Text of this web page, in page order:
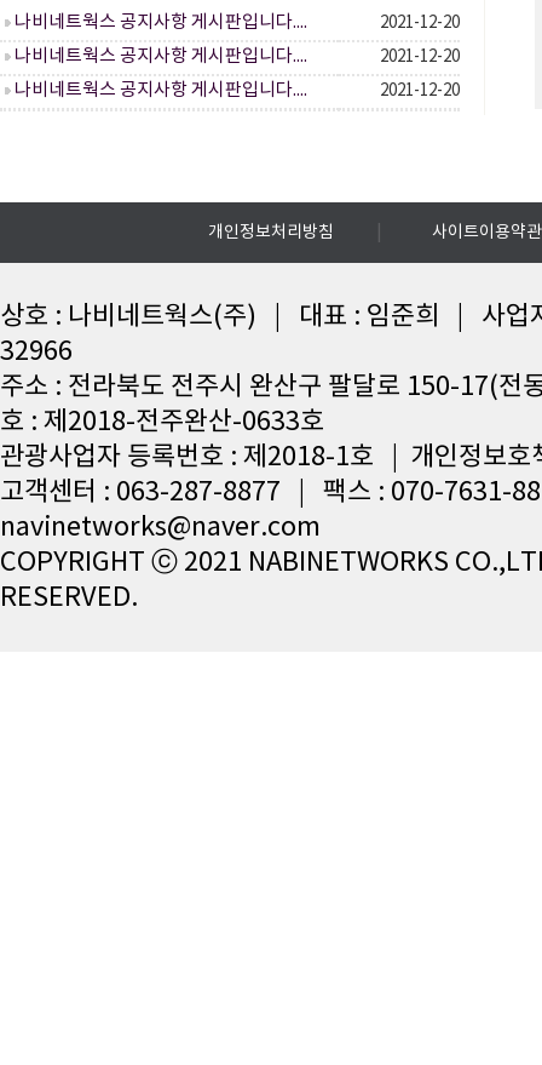
나비네트웍스 공지사항 게시판입니다.... 2021-12-20
나비네트웍스 공지사항 게시판입니다.... 2021-12-20
나비네트웍스 공지사항 게시판입니다.... 2021-12-20
개인정보처리방침 사이트이용약관
상호 : 나비네트웍스(주) | 대표 : 임준희 | 사업
32966
주소 : 전라북도 전주시 완산구 팔달로 150-17(전
호 : 제2018-전주완산-0633호
관광사업자 등록번호 : 제2018-1호 | 개인정보호
고객센터 : 063-287-8877 | 팩스 : 070-7631-
navinetworks@naver.com
COPYRIGHT ⓒ 2021 NABINETWORKS
RESERVED.